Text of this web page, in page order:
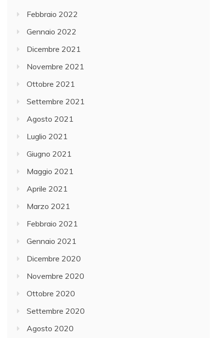
Febbraio 2022
Gennaio 2022
Dicembre 2021
Novembre 2021
Ottobre 2021
Settembre 2021
Agosto 2021
Luglio 2021
Giugno 2021
Maggio 2021
Aprile 2021
Marzo 2021
Febbraio 2021
Gennaio 2021
Dicembre 2020
Novembre 2020
Ottobre 2020
Settembre 2020
Agosto 2020